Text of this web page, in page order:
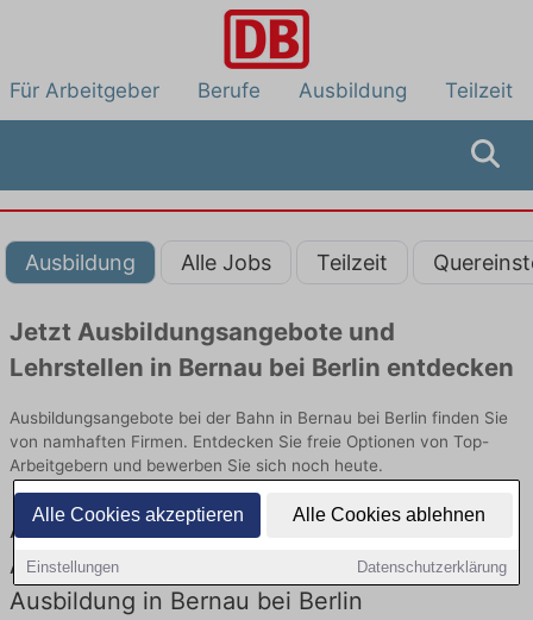
Alle Cookies akzeptieren Alle Cookies ablehnen
Einstellungen Datenschutzerklärung
Für Arbeitgeber Berufe Ausbildung Teilzeit
Ausbildung Alle Jobs Teilzeit
Jetzt Ausbildungsangebote und
Lehrstellen in Bernau bei Berlin entdecken
Ausbildungsangebote bei der Bahn in Bernau bei Berlin finden Sie
von namhaften Firmen. Entdecken Sie freie Optionen von Top-
Arbeitgebern und bewerben Sie sich noch heute.
Ausbildung in Bernau bei Berlin bei der Bahn:
Aktuell gibt es keine Stellenangebote für
Ausbildung in Bernau bei Berlin